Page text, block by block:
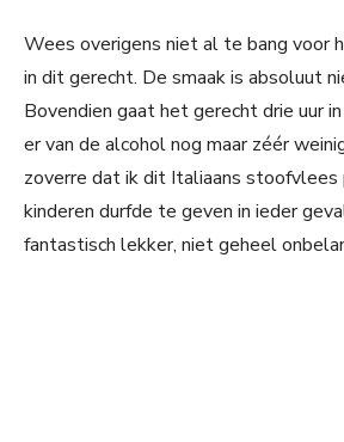
Wees overigens niet al te bang voor
in dit gerecht. De smaak is absoluut
Bovendien gaat het gerecht drie uur
er van de alcohol nog maar zéér
zoverre dat ik dit Italiaans stoofvlees
kinderen durfde te geven in ieder
fantastisch lekker, niet geheel